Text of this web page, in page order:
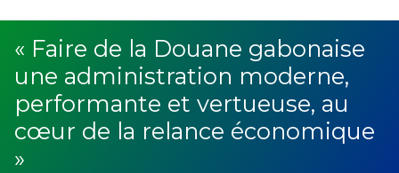
« Faire de la Douane gabonaise
une administration moderne,
performante et vertueuse, au
cœur de la relance économique
»